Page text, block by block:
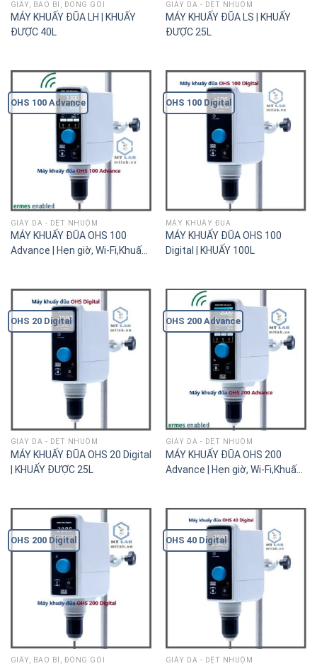
GIẤY, BAO BÌ, ĐÓNG GÓI
MÁY KHUẤY ĐŨA LH | KHUẤY
ĐƯỢC 40L
GIÀY DA - DỆT NHUỘM
MÁY KHUẤY ĐŨA LS | KHUẤY
ĐƯỢC 25L
OHS 100 Advance
GIÀY DA - DỆT NHUỘM
MÁY KHUẤY ĐŨA OHS 100
Advance | Hẹn giờ, Wi-Fi,Khuấy
OHS 100 Digital
MÁY KHUẤY ĐŨA
MÁY KHUẤY ĐŨA OHS 100
Digital | KHUẤY 100L
OHS 20 Digital
GIÀY DA - DỆT NHUỘM
MÁY KHUẤY ĐŨA OHS 20 Digital
| KHUẤY ĐƯỢC 25L
OHS 200 Advance
GIÀY DA - DỆT NHUỘM
MÁY KHUẤY ĐŨA OHS 200
Advance | Hẹn giờ, Wi-Fi,Khuấy
OHS 200 Digital
GIẤY, BAO BÌ, ĐÓNG GÓI
OHS 40 Digital
GIÀY DA - DỆT NHUỘM